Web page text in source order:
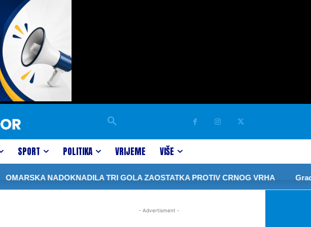
SPORT POLITIKA VRIJEME VIŠE
OMARSKA NADOKNADILA TRI GOLA ZAOSTATKA PROTIV CRNOG VRHA
- Advertisment -